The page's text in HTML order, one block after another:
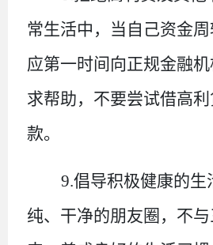
常生活中，当自己资金周
应第一时间向正规金融
求帮助，不要尝试借高
款。
9.倡导积极健康的生
纯、干净的朋友圈，不